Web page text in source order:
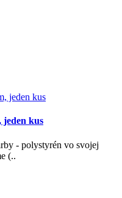
jeden kus
- polystyrén vo svojej
(..